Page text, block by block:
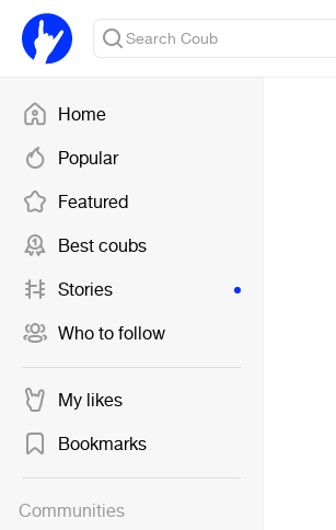
Home
Popular
Featured
Best coubs
Stories
Who to follow
My likes
Bookmarks
Communities